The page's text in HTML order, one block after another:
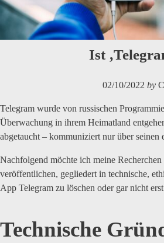
Ist
02/10/2022 by
Telegram wurde von russischen
Überwachung in ihrem Heimatland
abgetaucht – kommuniziert nur über
Nachfolgend möchte ich meine
veröffentlichen, gegliedert in technische,
App Telegram zu löschen oder gar nicht
Technische